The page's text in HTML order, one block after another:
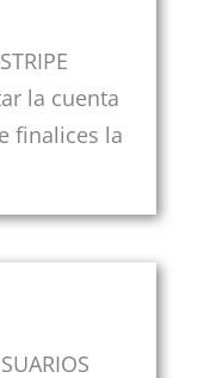
la cuenta
finalices la